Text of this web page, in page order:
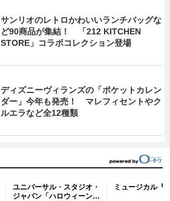
サンリオのレトロかわいいランチバッグな
ど90商品が集結！ 「212 KITCHEN
STORE」コラボコレクション登場
ディズニーヴィランズの「ポケットカレン
ダー」今年も発売！ マレフィセントやク
ルエラなど全12種類
ユニバーサル・スタジオ・
ジャパン「ハロウィーン・
ミュージカル『